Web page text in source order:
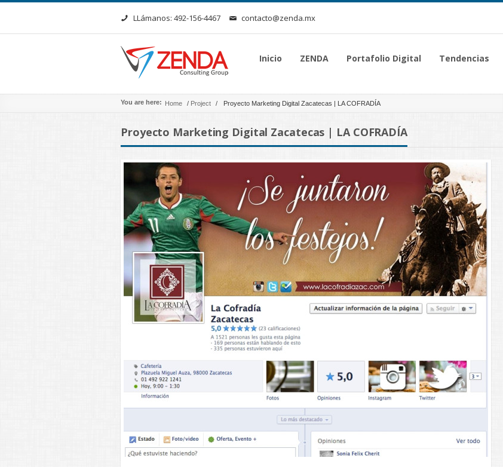
LLámanos: 492-156-4467 contacto@zenda.mx
Inicio ZENDA Portafolio Digital Tendencias
You are here: Home / Project / Proyecto Marketing Digital Zacatecas | LA COFRADÍA
Proyecto Marketing Digital Zacatecas | LA COFRADÍA